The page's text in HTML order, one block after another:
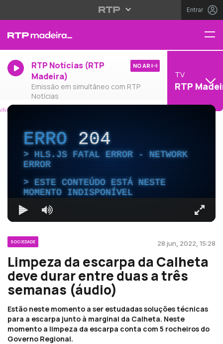
Entrar
RTP Notícias (RTP
Madeira)
Emissão em simultâneo com RTP
Notícias
NO AR
TV
RTP
ERRO204
HLS.JS FATAL ERROR - NETWORK
ERROR
ESTE CONTEÚDO ESTÁ NESTE
MOMENTO INDISPONÍVEL
SOCIEDADE 28 jun, 2022, 15:28
Limpeza da escarpa da Calheta
deve durar entre duas a três
semanas (áudio)
Estão neste momento a ser estudadas soluções técnicas
para a escarpa junto à marginal da Calheta. Neste
momento a limpeza da escarpa conta com 5 rocheiros do
Governo Regional.